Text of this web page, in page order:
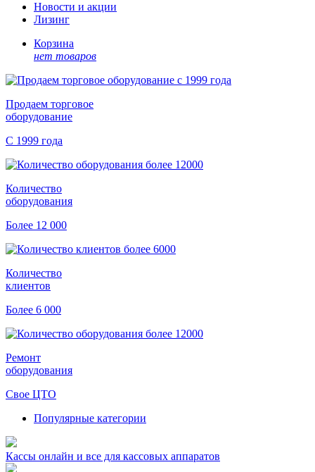
Новости и акции
Лизинг
Корзина
нет товаров
Продаем торговое
оборудование
С 1999 года
Количество
оборудования
Более 12 000
Количество
клиентов
Более 6 000
Ремонт
оборудования
Свое ЦТО
Популярные категории
Кассы онлайн и все для кассовых аппаратов